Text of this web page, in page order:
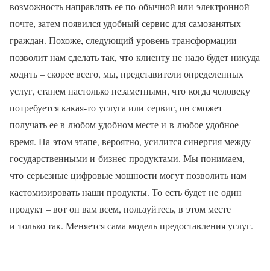
возможность направлять ее по обычной или электронной
почте, затем появился удобный сервис для самозанятых
граждан. Похоже, следующий уровень трансформации
позволит нам сделать так, что клиенту не надо будет никуда
ходить – скорее всего, мы, представители определенных
услуг, станем настолько незаметными, что когда человеку
потребуется какая‑то услуга или сервис, он сможет
получать ее в любом удобном месте и в любое удобное
время. На этом этапе, вероятно, усилится синергия между
государственными и бизнес-продуктами. Мы понимаем,
что серьезные цифровые мощности могут позволить нам
кастомизировать наши продукты. То есть будет не один
продукт – вот он вам всем, пользуйтесь, в этом месте
и только так. Меняется сама модель предоставления услуг.